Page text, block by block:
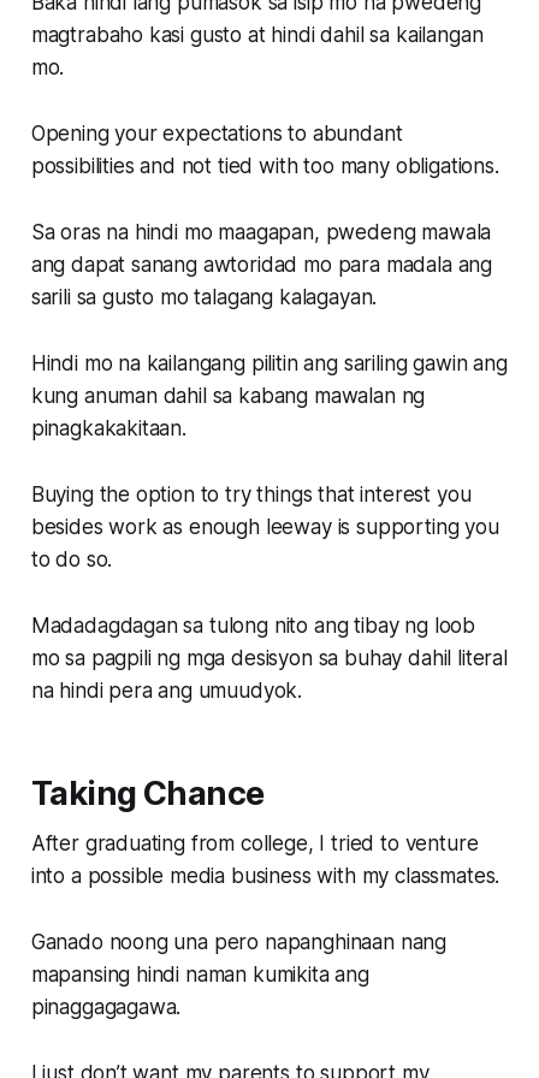
magtrabaho kasi gusto at hindi dahil sa kailangan
mo.
Opening your expectations to abundant
possibilities and not tied with too many obligations.
Sa oras na hindi mo maagapan, pwedeng mawala
ang dapat sanang awtoridad mo para madala ang
sarili sa gusto mo talagang kalagayan.
Hindi mo na kailangang pilitin ang sariling gawin ang
kung anuman dahil sa kabang mawalan ng
pinagkakakitaan.
Buying the option to try things that interest you
besides work as enough leeway is supporting you
to do so.
Madadagdagan sa tulong nito ang tibay ng loob
mo sa pagpili ng mga desisyon sa buhay dahil literal
na hindi pera ang umuudyok.
Taking Chance
After graduating from college, I tried to venture
into a possible media business with my classmates.
Ganado noong una pero napanghinaan nang
mapansing hindi naman kumikita ang
pinaggagagawa.
I just don’t want my parents to support my